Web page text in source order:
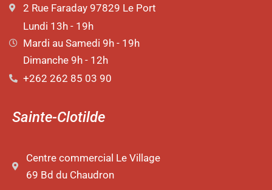
2 Rue Faraday 97829 Le Port
Lundi 13h - 19h
Mardi au Samedi 9h - 19h
Dimanche 9h - 12h
+262 262 85 03 90
Sainte-Clotilde
Centre commercial Le Village
69 Bd du Chaudron